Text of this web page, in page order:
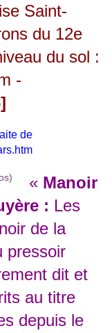
Saint-
du 12e
du sol :
-
de
« Manoir
: Les
de la
pressoir
dit et
au titre
depuis le